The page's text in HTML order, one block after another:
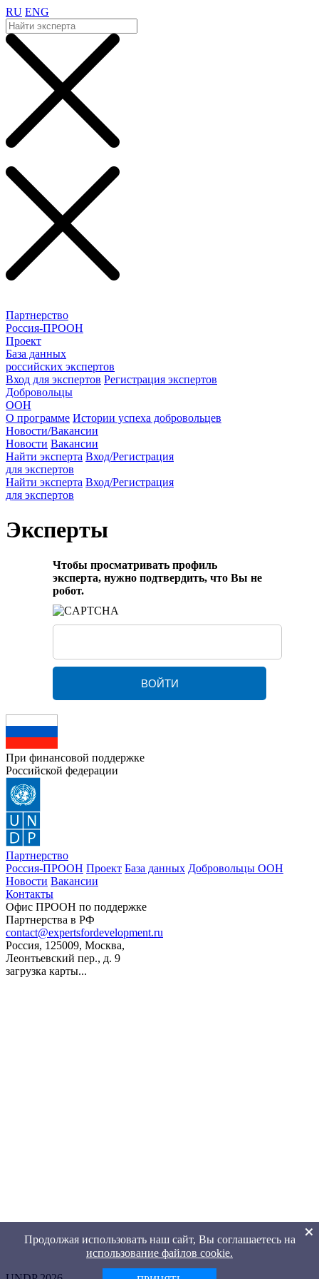
RU ENG
Партнерство
Россия-ПРООН
Проект
База данных
российских экспертов
Вход для экспертов Регистрация экспертов
Добровольцы
ООН
О программе Истории успеха добровольцев
Новости/Вакансии
Новости Вакансии
Найти эксперта Вход/Регистрация
для экспертов
Найти эксперта Вход/Регистрация
для экспертов
Эксперты
Чтобы просматривать профиль
эксперта, нужно подтвердить, что Вы не
робот.
При финансовой поддержке
Российской федерации
Партнерство
Россия-ПРООН Проект База данных Добровольцы ООН
Новости Вакансии
Контакты
Офис ПРООН по поддержке
Партнерства в РФ
contact@expertsfordevelopment.ru
Россия, 125009, Москва,
Леонтьевский пер., д. 9
загрузка карты...
Продолжая использовать наш сайт, Вы соглашаетесь на
использование файлов cookie.